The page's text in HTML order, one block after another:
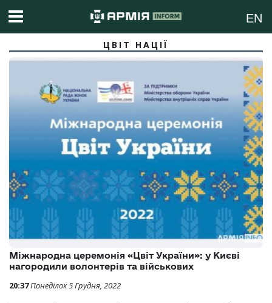
EN
ЦВІТ НАЦІЇ
Міжнародна церемонія «Цвіт України»: у Києві
нагородили волонтерів та військових
20:37Понеділок 5 Грудня, 2022